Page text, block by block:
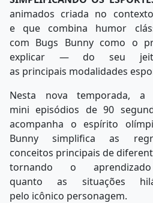
animados criada no
e que combina humor
com Bugs Bunny como o
explicar — do seu
as principais modalidades
Nesta nova temporada, a
mini episódios de 90
acompanha o espírito
Bunny simplifica as
conceitos principais de
tornando o
quanto as situações
pelo icônico personagem.